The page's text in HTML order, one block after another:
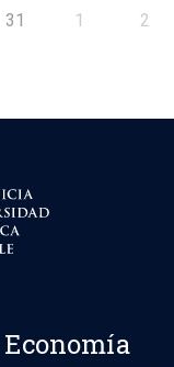
31 1 2